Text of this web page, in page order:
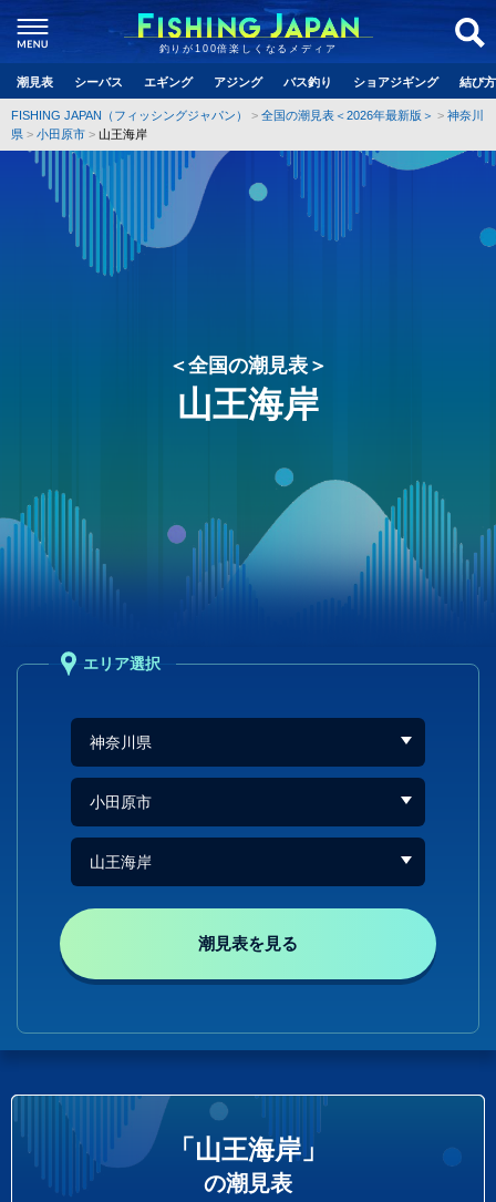
釣りが100倍楽しくなるメディア
潮見表 シーバス エギング アジング バス釣り ショアジギング 結び
FISHING JAPAN（フィッシングジャパン） 全国の潮見表＜2026年最新版＞
神奈川
県
小田原市 山王海岸
＜全国の潮見表＞
山王海岸
エリア選択
潮見表を見る
「山王海岸」
の潮見表